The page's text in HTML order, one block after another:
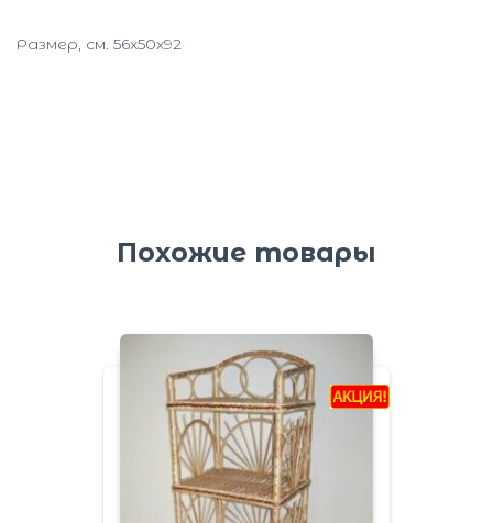
Размер, см. 56х50х92
Похожие товары